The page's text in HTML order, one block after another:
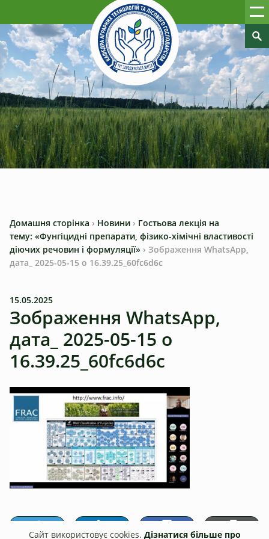
Домашня сторінка › Новини › Гостьова лекція на
тему: «Фунгіцидні препарати, фізико-хімічні властивості
діючих речовин і формуляції» › Зображення WhatsApp,
дата_ 2025-05-15 о 16.39.25_60fc6d6c
15.05.2025
Зображення WhatsApp,
дата_ 2025-05-15 о
16.39.25_60fc6d6c
Сайт використовує cookies. Дізнатися більше про